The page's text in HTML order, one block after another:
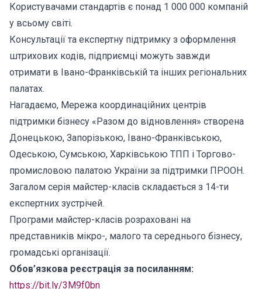
Користувачами стандартів є понад 1 000 000 компаній
у всьому світі.
Консультації та експертну підтримку з оформлення
штрихових кодів, підприємці можуть завжди
отримати в Івано-Франківській та інших регіональних
палатах.
Нагадаємо, Мережа координаційних центрів
підтримки бізнесу «Разом до відновлення» створена
Донецькою, Запорізькою, Івано-Франківською,
Одеською, Сумською, Харківською ТПП і Торгово-
промисловою палатою України за підтримки ПРООН.
Загалом серія майстер-класів складається з 14-ти
експертних зустрічей.
Програми майстер-класів розраховані на
представників мікро-, малого та середнього бізнесу,
громадські організації.
Обов’язкова реєстрація за посиланням:
https://bit.ly/3M9f0bn